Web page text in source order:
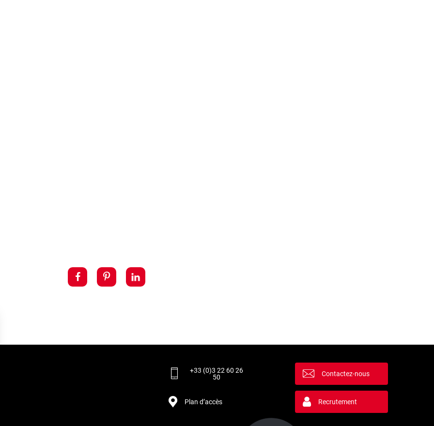
l’ancien verrou et sa gâche. Placez le nouveau verrou sur votre porte et commencez par mettre deux visses transversale
deux autres vis et replacez le boîtier. Fixez la gâche en suivant les mêmes étapes et vérifiez son alignement avec le
cylindres de longueur variant de 30 à 60 mm. D’autres dimensions sont fabriquées sur demande. La pose d’une plaque de
le verrou et d’une gâche à équerre, renforce considérablement l’ensemble de l’installation.
+33 (0)3 22 60 26
50
Contactez-nous
Plan d’accès Recrutement